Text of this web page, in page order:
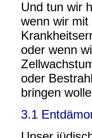
Und tun wir
wenn wir
oder wenn
oder
bringen
3.1